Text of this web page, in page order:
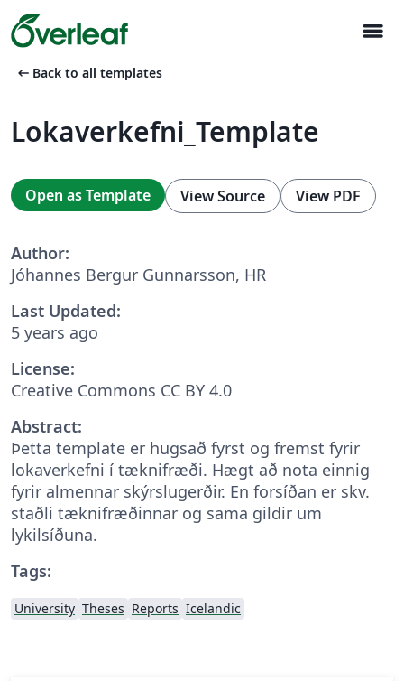
menu
arrow_left_alt Back to all templates
Lokaverkefni_Template
Open as Template View Source View PDF
Author:
Jóhannes Bergur Gunnarsson, HR
Last Updated:
5 years ago
License:
Creative Commons CC BY 4.0
Abstract:
Þetta template er hugsað fyrst og fremst fyrir
lokaverkefni í tæknifræði. Hægt að nota einnig
fyrir almennar skýrslugerðir. En forsíðan er skv.
staðli tæknifræðinnar og sama gildir um
lykilsíðuna.
Tags:
University Theses Reports Icelandic